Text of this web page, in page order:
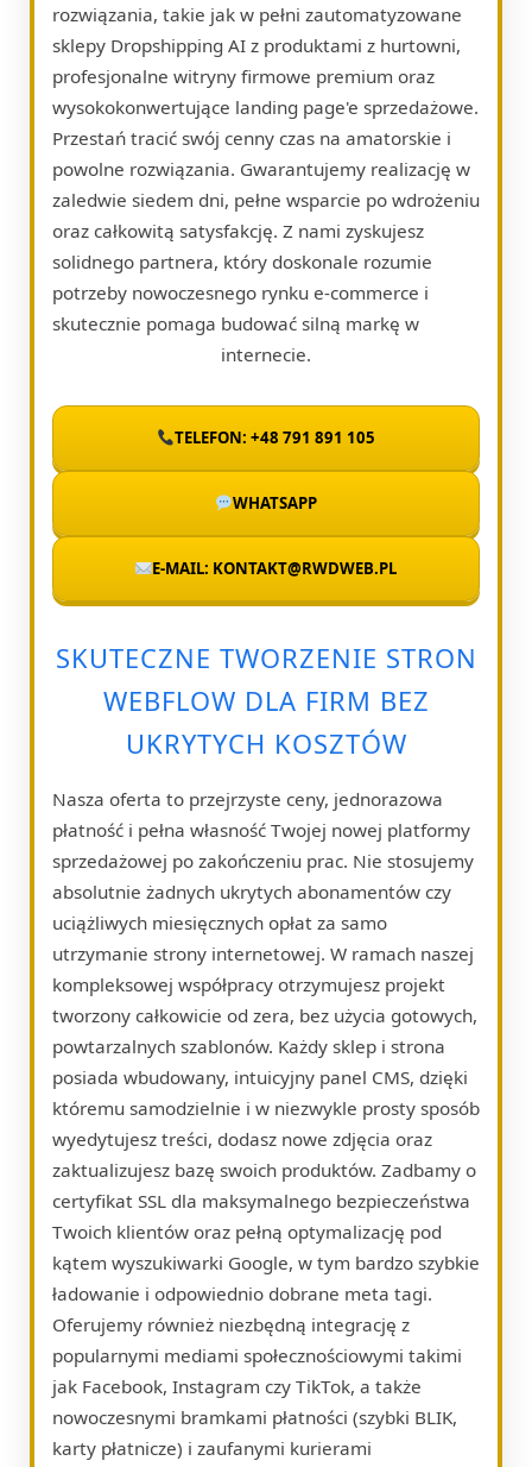
rozwiązania, takie jak w pełni zautomatyzowane
sklepy Dropshipping AI z produktami z hurtowni,
profesjonalne witryny firmowe premium oraz
wysokokonwertujące landing page'e sprzedażowe.
Przestań tracić swój cenny czas na amatorskie i
powolne rozwiązania. Gwarantujemy realizację w
zaledwie siedem dni, pełne wsparcie po wdrożeniu
oraz całkowitą satysfakcję. Z nami zyskujesz
solidnego partnera, który doskonale rozumie
potrzeby nowoczesnego rynku e-commerce i
skutecznie pomaga budować silną markę w
internecie.
TELEFON: +48 791 891 105
WHATSAPP
E-MAIL: KONTAKT@RWDWEB.PL
SKUTECZNE TWORZENIE STRON
WEBFLOW DLA FIRM BEZ
UKRYTYCH KOSZTÓW
Nasza oferta to przejrzyste ceny, jednorazowa
płatność i pełna własność Twojej nowej platformy
sprzedażowej po zakończeniu prac. Nie stosujemy
absolutnie żadnych ukrytych abonamentów czy
uciążliwych miesięcznych opłat za samo
utrzymanie strony internetowej. W ramach naszej
kompleksowej współpracy otrzymujesz projekt
tworzony całkowicie od zera, bez użycia gotowych,
powtarzalnych szablonów. Każdy sklep i strona
posiada wbudowany, intuicyjny panel CMS, dzięki
któremu samodzielnie i w niezwykle prosty sposób
wyedytujesz treści, dodasz nowe zdjęcia oraz
zaktualizujesz bazę swoich produktów. Zadbamy o
certyfikat SSL dla maksymalnego bezpieczeństwa
Twoich klientów oraz pełną optymalizację pod
kątem wyszukiwarki Google, w tym bardzo szybkie
ładowanie i odpowiednio dobrane meta tagi.
Oferujemy również niezbędną integrację z
popularnymi mediami społecznościowymi takimi
jak Facebook, Instagram czy TikTok, a także
nowoczesnymi bramkami płatności (szybki BLIK,
karty płatnicze) i zaufanymi kurierami